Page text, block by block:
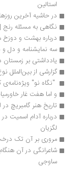
در حاشیه آخرین‌ روزهای
نگاهی به مسئله رنج | رضا
درباره بهشت و دوزخ
سه نمایشنامه‌ و دل و دشنه |
یادداشتی بر زمستان در
گزارشی از بین‌الملل نوع
"نگاه نو" ویژه‌نامه‌ی کامو
و اما هفت غار خاورمیانه |
تاریخ هنر گامبریچ در
مروری بر آن تک درخت انار |